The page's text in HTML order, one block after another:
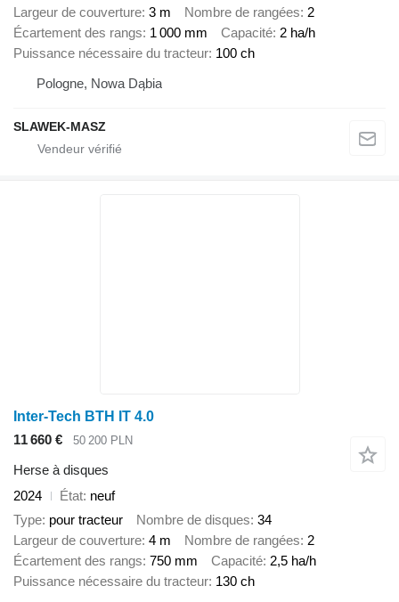
Largeur de couverture 3 m Nombre de rangées 2
Écartement des rangs 1 000 mm Capacité 2 ha/h
Puissance nécessaire du tracteur 100 ch
Pologne, Nowa Dąbia
SLAWEK-MASZ
Inter-Tech BTH IT 4.0
11 660 €
50 200 PLN
Herse à disques
2024
État neuf
Type pour tracteur Nombre de disques 34
Largeur de couverture 4 m Nombre de rangées 2
Écartement des rangs 750 mm Capacité 2,5 ha/h
Puissance nécessaire du tracteur 130 ch